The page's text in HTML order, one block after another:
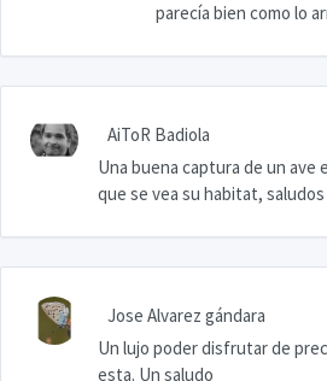
parecía bien como lo
AiToR Badiola
Una buena captura de un ave
que se vea su habitat,
Jose Alvarez gándara
Un lujo poder disfrutar de
esta. Un saludo